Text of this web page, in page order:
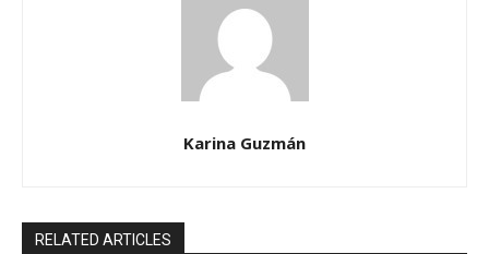
Karina Guzmán
RELATED ARTICLES